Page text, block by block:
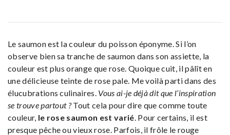
Le saumon est la couleur du poisson éponyme. Si l’on
observe bien sa tranche de saumon dans son assiette, la
couleur est plus orange que rose. Quoique cuit, il pâlît en
une délicieuse teinte de rose pale. Me voilà parti dans des
élucubrations culinaires. Vous ai-je déjà dit que l’inspiration
se trouve partout ?Tout cela pour dire que comme toute
couleur, le rose saumon est varié . Pour certains, il est
presque pêche ou vieux rose. Parfois, il frôle le rouge